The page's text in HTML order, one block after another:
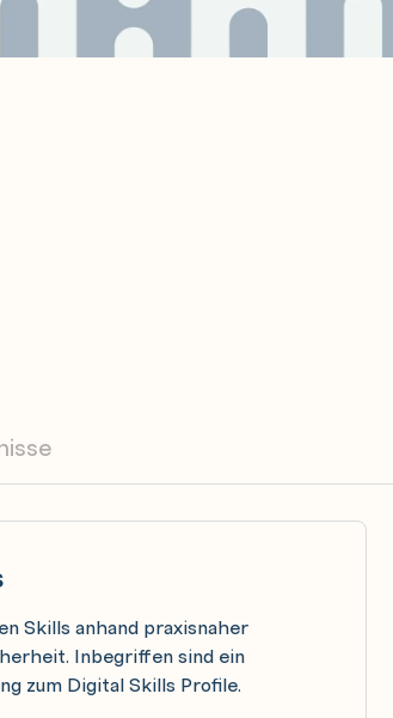
Skills anhand praxisnaher
Inbegriffen sind ein
zum Digital Skills Profile.